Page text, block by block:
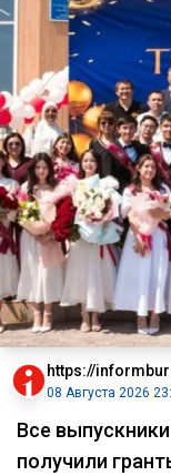
https://
08 Августа 2026
Все
получили